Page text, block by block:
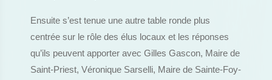
Ensuite s’est tenue une autre table ronde plus
centrée sur le rôle des élus locaux et les réponses
qu’ils peuvent apporter avec Gilles Gascon, Maire de
Saint-Priest, Véronique Sarselli, Maire de Sainte-Foy-